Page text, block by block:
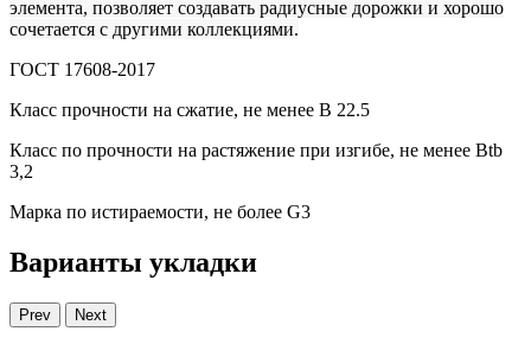
элемента, позволяет создавать радиусные дорожки и хорошо
сочетается с другими коллекциями.
ГОСТ 17608-2017
Класс прочности на сжатие, не менее В 22.5
Класс по прочности на растяжение при изгибе, не менее Вtb
3,2
Марка по истираемости, не более G3
Варианты укладки
Prev Next